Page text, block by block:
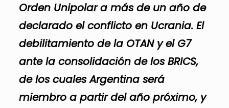
Orden Unipolar a más de un año de
declarado el conflicto en Ucrania. El
debilitamiento de la OTAN y el G7
ante la consolidación de los BRICS,
de los cuales Argentina será
miembro a partir del año próximo, y